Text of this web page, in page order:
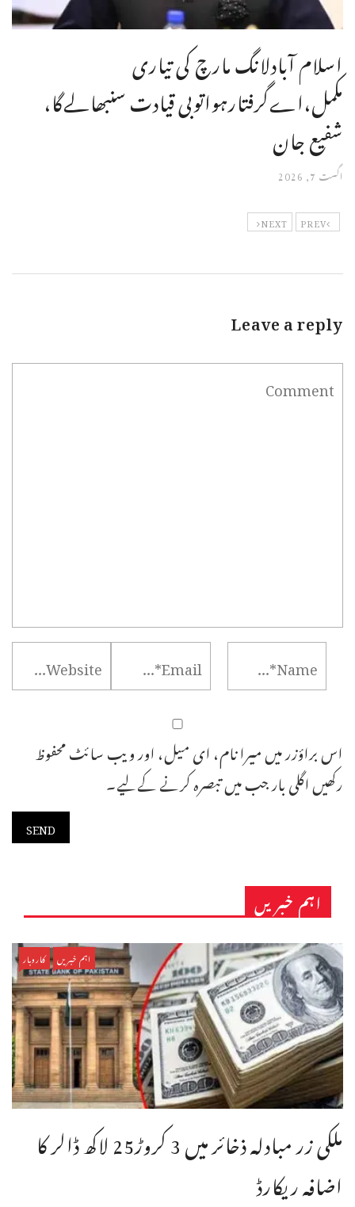
اسلام آبادلانگ مارچ کی تیاری
مکمل،اےگرفتارہواتوبی قیادت سنبھالےگا،
شفیع جان
اگست 7, 2026
PREV
NEXT
Leave a reply
اس براؤزر میں میرا نام، ای میل، اور ویب سائٹ محفوظ
رکھیں اگلی بار جب میں تبصرہ کرنے کےلیے۔
اہم خبریں
اہم خبریں کاروبار
ملکی زر مبادلہ ذخائر میں 3 کروڑ25 لاکھ ڈالر کا
اضافہ ریکارڈ